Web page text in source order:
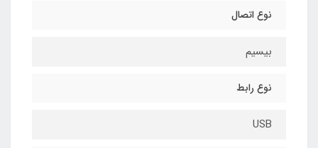
نوع اتصال
بیسیم
نوع رابط
USB